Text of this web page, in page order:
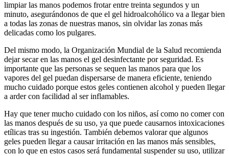
limpiar las manos podemos frotar entre treinta segundos y un
minuto, asegurándonos de que el gel hidroalcohólico va a llegar bien
a todas las zonas de nuestras manos, sin olvidar las zonas más
delicadas como los pulgares.
Del mismo modo, la Organización Mundial de la Salud recomienda
dejar secar en las manos el gel desinfectante por seguridad. Es
importante que las personas se sequen las manos para que los
vapores del gel puedan dispersarse de manera eficiente, teniendo
mucho cuidado porque estos geles contienen alcohol y pueden llegar
a arder con facilidad al ser inflamables.
Hay que tener mucho cuidado con los niños, así como no comer con
las manos después de su uso, ya que puede causarnos intoxicaciones
etílicas tras su ingestión. También debemos valorar que algunos
geles pueden llegar a causar irritación en las manos más sensibles,
con lo que en estos casos será fundamental suspender su uso, utilizar